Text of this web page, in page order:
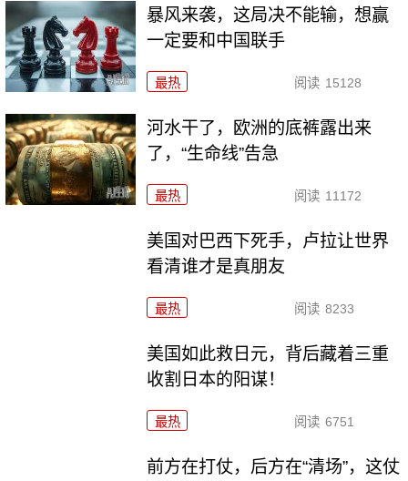
暴风来袭，这局决不能输，想赢
一定要和中国联手
最热 阅读 15128
河水干了，欧洲的底裤露出来
了，“生命线”告急
最热 阅读 11172
美国对巴西下死手，卢拉让世界
看清谁才是真朋友
最热 阅读 8233
美国如此救日元，背后藏着三重
收割日本的阳谋！
最热 阅读 6751
前方在打仗，后方在“清场”，这仗